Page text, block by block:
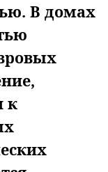
В домах
к